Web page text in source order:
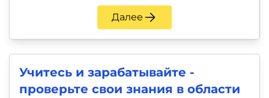
Далее
Учитесь и зарабатывайте -
проверьте свои знания в области